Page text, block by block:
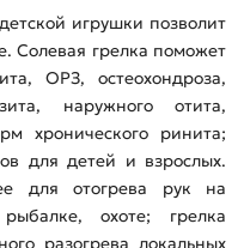
игрушки позволит
Солевая грелка поможет
ОРЗ, остеохондроза,
наружного отита,
хронического ринита;
для детей и взрослых.
для отогрева рук на
охоте; грелка
разогрева локальных